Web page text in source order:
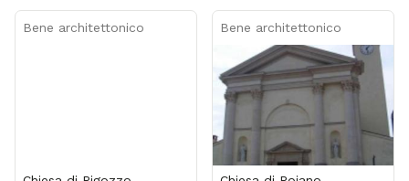
Bene architettonico Bene architettonico